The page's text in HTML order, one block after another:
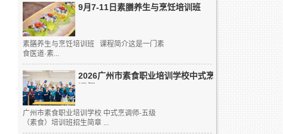
9月7-11日素膳养生与烹饪培训班
素膳养生与烹饪培训班 课程简介这是一门素
食医道·素...
2026广州市素食职业培训学校中式烹
广州市素食职业培训学校 中式烹调师-五级
（素食）培训班招生简章 ...